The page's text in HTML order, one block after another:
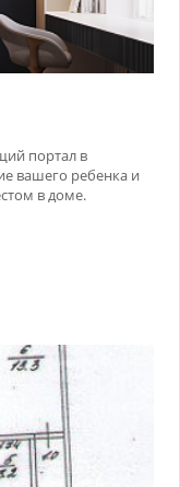
портал в
вашего ребенка и
в доме.